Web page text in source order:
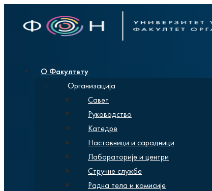
О Факултету
Организација
Савет
Руководство
Катедре
Наставници и сарадници
Лабораторије и центри
Стручне службе
Радна тела и комисије